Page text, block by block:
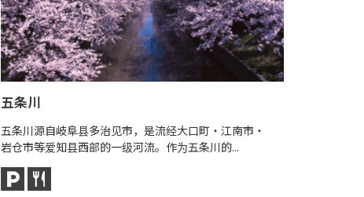
五条川
五条川源自岐阜县多治见市，是流经大口町・江南市・
岩仓市等爱知县西部的一级河流。作为五条川的...